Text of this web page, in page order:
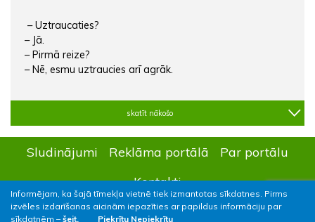
Informējam, ka šajā tīmekļa vietnē tiek izmantotas sīkdatnes. Pirms
izvēles izdarīšanas aicinām iepazīties ar papildus informāciju par
sīkdatnēm – šeit. Piekrītu Nepiekrītu
– Uztraucaties?
– Jā.
– Pirmā reize?
– Nē, esmu uztraucies arī agrāk.
skatīt nākošo
Sludinājumi Reklāma portālā
Par portālu
Kontakti